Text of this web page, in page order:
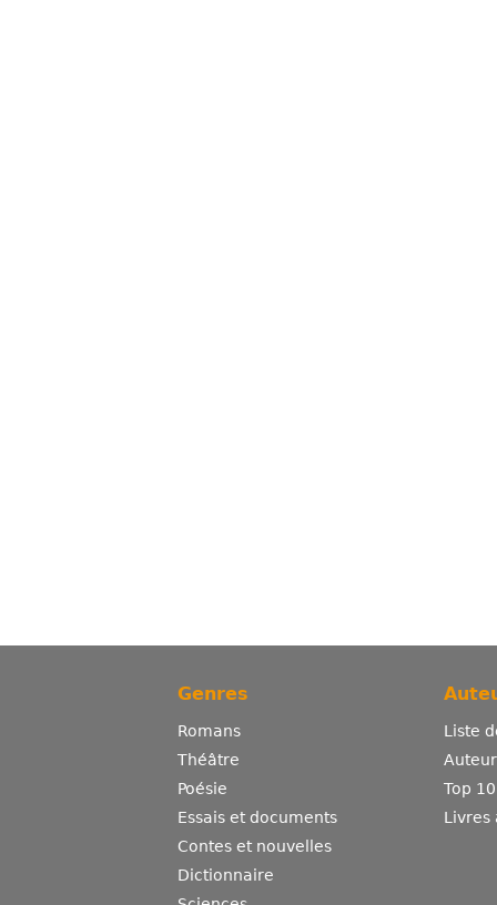
Genres
Romans
Théâtre
Poésie
Essais et documents
Contes et nouvelles
Dictionnaire
Liste
Top
Livres